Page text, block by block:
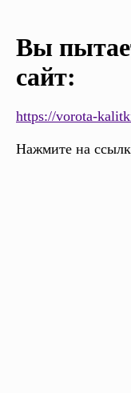
Вы
сайт:
https://vorota-
Нажмите на